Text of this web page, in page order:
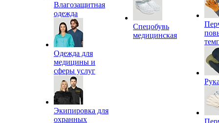
Влагозащитная
одежда
Одежда для
медицины и
сферы услуг
Экипировка для
охранных
Спецобувь
медицинская